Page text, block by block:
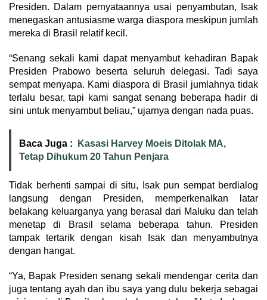
Presiden. Dalam pernyataannya usai penyambutan, Isak
menegaskan antusiasme warga diaspora meskipun jumlah
mereka di Brasil relatif kecil.
“Senang sekali kami dapat menyambut kehadiran Bapak
Presiden Prabowo beserta seluruh delegasi. Tadi saya
sempat menyapa. Kami diaspora di Brasil jumlahnya tidak
terlalu besar, tapi kami sangat senang beberapa hadir di
sini untuk menyambut beliau,” ujarnya dengan nada puas.
Baca Juga :
Kasasi Harvey Moeis Ditolak MA,
Tetap Dihukum 20 Tahun Penjara
Tidak berhenti sampai di situ, Isak pun sempat berdialog
langsung dengan Presiden, memperkenalkan latar
belakang keluarganya yang berasal dari Maluku dan telah
menetap di Brasil selama beberapa tahun. Presiden
tampak tertarik dengan kisah Isak dan menyambutnya
dengan hangat.
“Ya, Bapak Presiden senang sekali mendengar cerita dan
juga tentang ayah dan ibu saya yang dulu bekerja sebagai